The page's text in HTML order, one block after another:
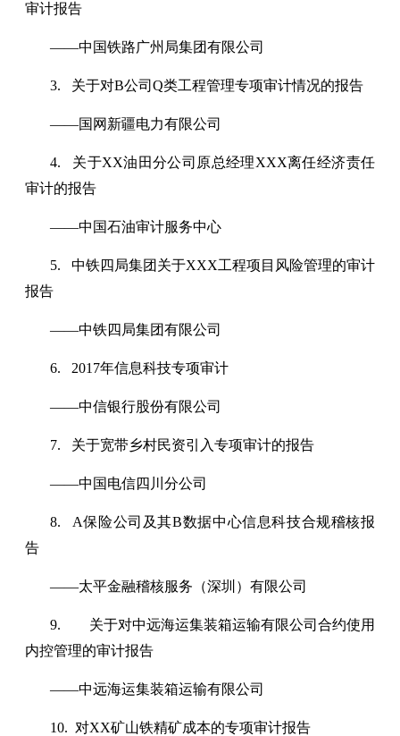
审计报告
——中国铁路广州局集团有限公司
3. 关于对B公司Q类工程管理专项审计情况的报告
——国网新疆电力有限公司
4. 关于XX油田分公司原总经理XXX离任经济责任
审计的报告
——中国石油审计服务中心
5. 中铁四局集团关于XXX工程项目风险管理的审计
报告
——中铁四局集团有限公司
6. 2017年信息科技专项审计
——中信银行股份有限公司
7. 关于宽带乡村民资引入专项审计的报告
——中国电信四川分公司
8. A保险公司及其B数据中心信息科技合规稽核报
告
——太平金融稽核服务（深圳）有限公司
9. 关于对中远海运集装箱运输有限公司合约使用
内控管理的审计报告
——中远海运集装箱运输有限公司
10. 对XX矿山铁精矿成本的专项审计报告